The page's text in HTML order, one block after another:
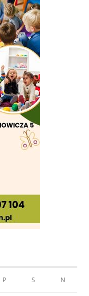
P S N